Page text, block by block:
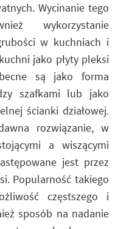
Wycinanie tego
wykorzystanie
w kuchniach i
jako płyty pleksi
są jako forma
szafkami lub jako
ścianki działowej.
rozwiązanie, w
a wiszącymi
jest przez
Popularność takiego
częstszego i
sposób na nadanie